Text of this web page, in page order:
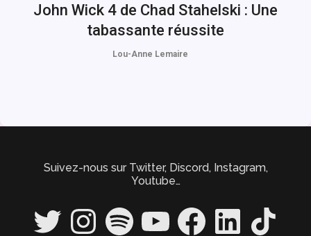
John Wick 4 de Chad Stahelski : Une
tabassante réussite
Lou-Anne Lemaire
Suivez-nous sur Twitter, Discord, Instagram,
Youtube…
Twitter InstagramSpotify YouTube FacebookLinkedIn TikTok